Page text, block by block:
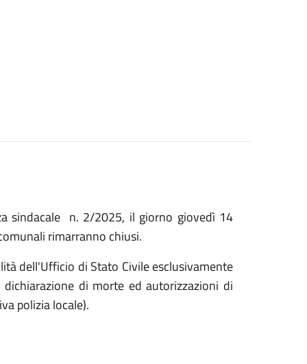
sindacale n. 2/2025, il giorno giovedì 14
rimarranno chiusi.
dell'Ufficio di Stato Civile esclusivamente
di morte ed autorizzazioni di
polizia locale).